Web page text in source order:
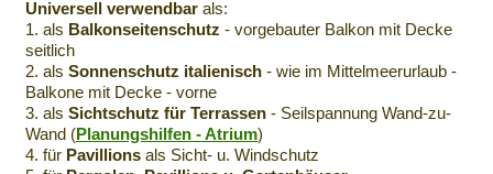
Universell verwendbar als:
1. als Balkonseitenschutz - vorgebauter Balkon mit Decke
seitlich
2. als Sonnenschutz italienisch - wie im Mittelmeerurlaub -
Balkone mit Decke - vorne
3. als Sichtschutz für Terrassen - Seilspannung Wand-zu-
Wand (Planungshilfen - Atrium)
4. für Pavillions als Sicht- u. Windschutz